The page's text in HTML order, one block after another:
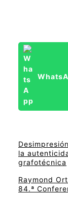
la
grafotécnica
Raymond
84.ª